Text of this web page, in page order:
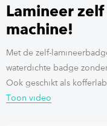
Lamineer
machine!
Met de zelf-
waterdichte badge
Ook geschikt als
Toon video